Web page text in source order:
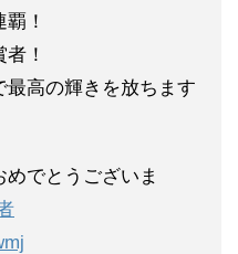
！
！
高の輝きを放ちます
でとうございま